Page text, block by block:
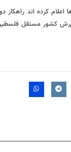
اعلام کرده اند راهکار
کشور مستقل